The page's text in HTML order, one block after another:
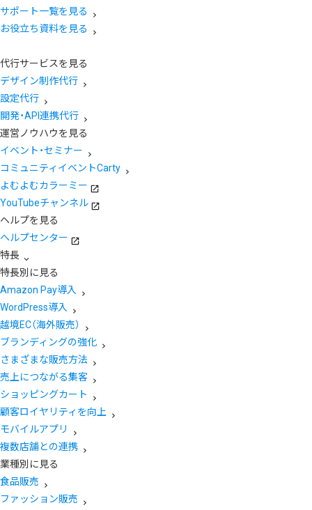
サポート一覧を見る
お役立ち資料を見る
代行サービスを見る
デザイン制作代行
設定代行
開発・API連携代行
運営ノウハウを見る
イベント・セミナー
コミュニティイベントCarty
よむよむカラーミー
YouTubeチャンネル
ヘルプを見る
ヘルプセンター
特長
特長別に見る
Amazon Pay導入
WordPress導入
越境EC（海外販売）
ブランディングの強化
さまざまな販売方法
売上につながる集客
ショッピングカート
顧客ロイヤリティを向上
モバイルアプリ
複数店舗との連携
業種別に見る
食品販売
ファッション販売